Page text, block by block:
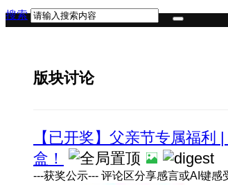
搜索
版块讨论
【已开奖】父亲节专属福
盒！